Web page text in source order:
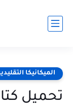
الميكانيكا
تحميل